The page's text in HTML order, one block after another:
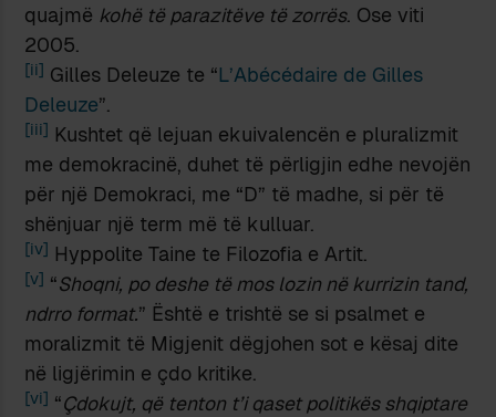
quajmë kohë të parazitëve të zorrës. Ose viti
2005.
[ii] Gilles Deleuze te “L’Abécédaire de Gilles
Deleuze”.
[iii] Kushtet që lejuan ekuivalencën e pluralizmit
me demokracinë, duhet të përligjin edhe nevojën
për një Demokraci, me “D” të madhe, si për të
shënjuar një term më të kulluar.
[iv] Hyppolite Taine te Filozofia e Artit.
[v] “Shoqni, po deshe të mos lozin në kurrizin tand,
ndrro format.” Është e trishtë se si psalmet e
moralizmit të Migjenit dëgjohen sot e kësaj dite
në ligjërimin e çdo kritike.
[vi] “Çdokujt, që tenton t’i qaset politikës shqiptare